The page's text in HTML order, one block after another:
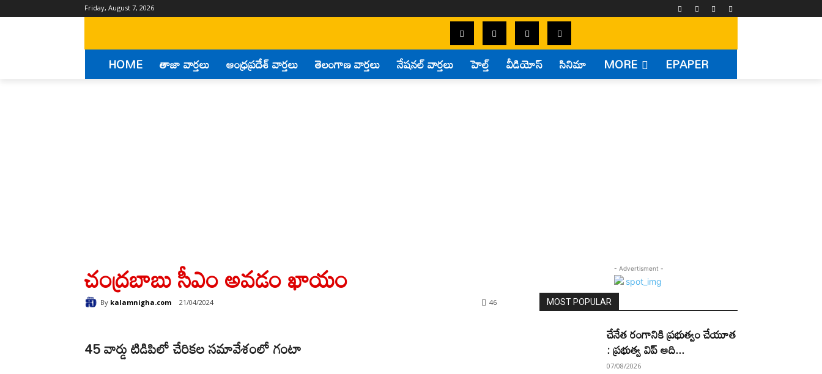
Friday, August 7, 2026
HOME తాజా వార్తలు ఆంధ్రప్రదేశ్ వార్తలు తెలంగాణ వార్తలు నేషనల్ వార్తలు హెల్త్ వీడియోస్ సినిమా MORE EPAPER
చంద్రబాబు సీఎం అవడం ఖాయం
By kalamnigha.com 21/04/2024 46
45 వార్డు టిడిపిలో చేరికల సమావేశంలో గంటా
- Advertisment -
MOST POPULAR
చేనేత రంగానికి ప్రభుత్వం చేయూత
: ప్రభుత్వ విప్ ఆది...
07/08/2026